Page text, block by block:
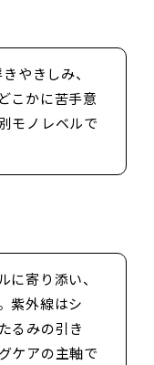
やきしみ、
こかに苦手意
モノレベルで
寄り添い、
紫外線はシ
るみの引き
ケアの主軸で